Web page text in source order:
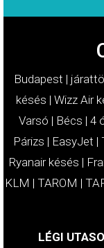
Budapest |
késés | Wizz Air
Varsó | Bécs | 4
Párizs | EasyJet |
Ryanair késés |
KLM | TAROM |
LÉGI